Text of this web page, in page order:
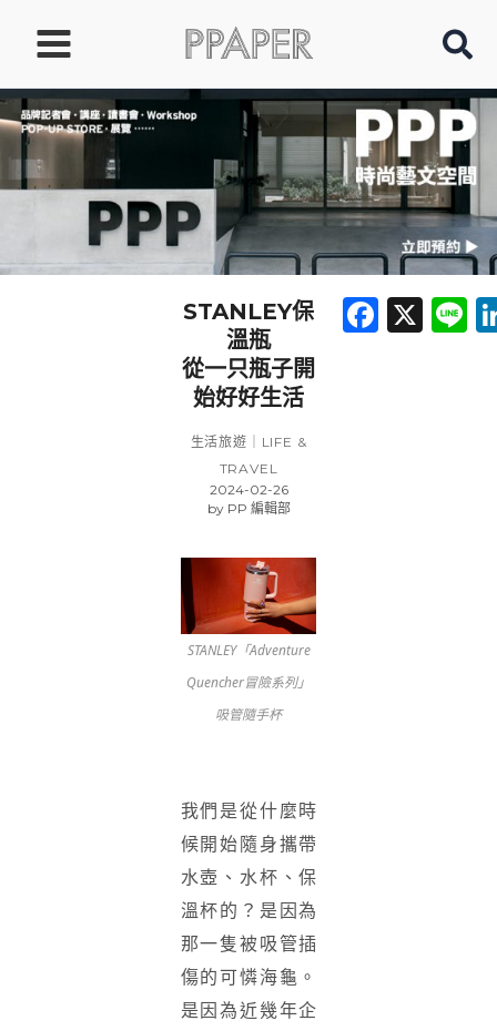
要
內
STANLEY保
溫瓶
從一只瓶子開
始好好生活
生活旅遊｜LIFE &
TRAVEL
2024-02-26
byPP 編輯部
STANLEY「Adventure
Quencher冒險系列」
吸管隨手杯
我們是從什麼時
候開始隨身攜帶
水壺、水杯、保
溫杯的？是因為
那一隻被吸管插
傷的可憐海龜。
是因為近幾年企
X